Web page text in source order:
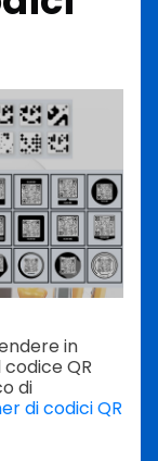
in
QR
di
di codici QR